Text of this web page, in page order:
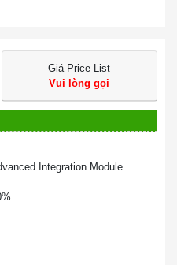
Giá Price List
Vui lòng gọi
Integration Module